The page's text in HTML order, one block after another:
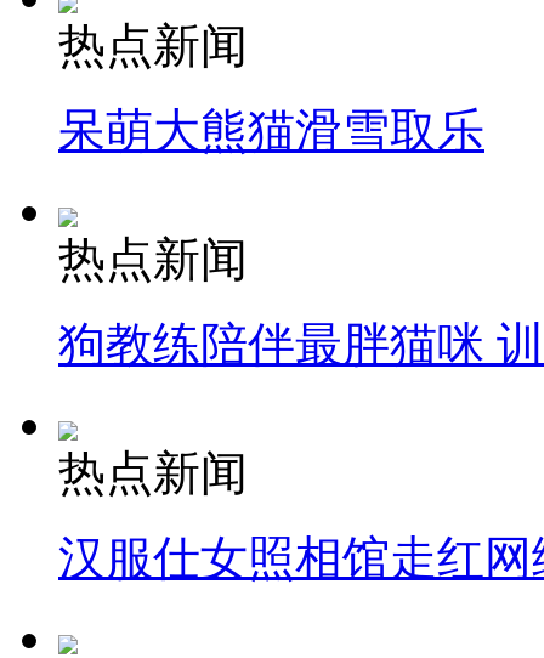
热点新闻
呆萌大熊猫滑雪取乐
热点新闻
狗教练陪伴最胖猫咪
热点新闻
汉服仕女照相馆走红网